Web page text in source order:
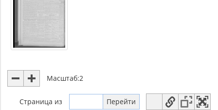
Масштаб:2
Страница из